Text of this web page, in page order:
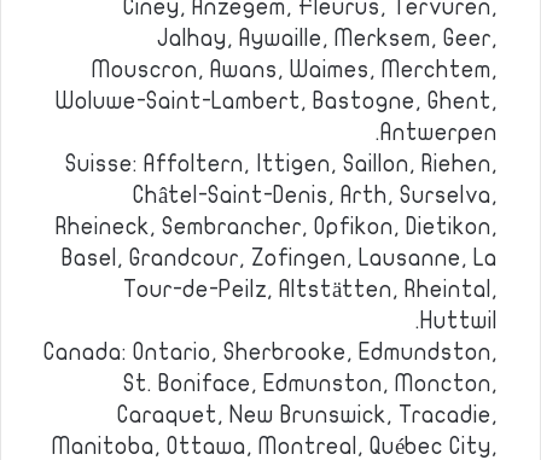
Ciney, Anzegem, Fleurus, Tervuren,
Jalhay, Aywaille, Merksem, Geer,
Mouscron, Awans, Waimes, Merchtem,
Woluwe-Saint-Lambert, Bastogne, Ghent,
Antwerpen.
Suisse: Affoltern, Ittigen, Saillon, Riehen,
Châtel-Saint-Denis, Arth, Surselva,
Rheineck, Sembrancher, Opfikon, Dietikon,
Basel, Grandcour, Zofingen, Lausanne, La
Tour-de-Peilz, Altstätten, Rheintal,
Huttwil.
Canada: Ontario, Sherbrooke, Edmundston,
St. Boniface, Edmunston, Moncton,
Caraquet, New Brunswick, Tracadie,
Manitoba, Ottawa, Montreal, Québec City,